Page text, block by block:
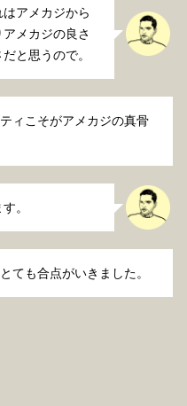
アメカジから
メカジの良さ
と思うので。
ィこそがアメカジの真骨
。
ても合点がいきました。